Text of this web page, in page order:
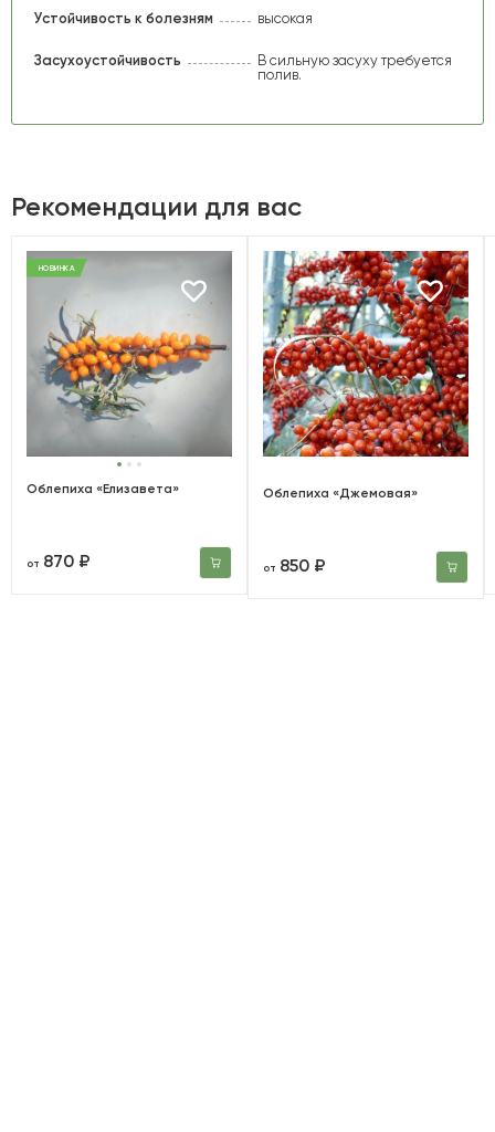
Устойчивость к болезням высокая
Засухоустойчивость
В сильную засуху требуется
полив.
Рекомендации для вас
НОВИНКА
Облепиха «Елизавета»
от 870 ₽
Облепиха «Джемовая»
от 850 ₽